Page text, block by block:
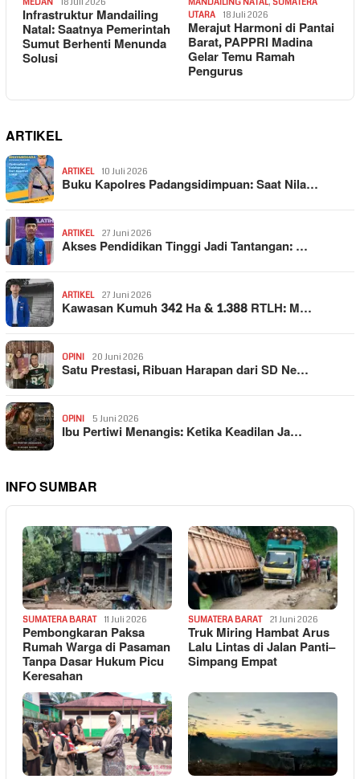
Infrastruktur Mandailing
Natal: Saatnya Pemerintah
Sumut Berhenti Menunda
Solusi
UTARA
18 Juli 2026
Merajut Harmoni di Pantai
Barat, PAPPRI Madina
Gelar Temu Ramah
Pengurus
ARTIKEL
ARTIKEL 10 Juli 2026
Buku Kapolres Padangsidimpuan: Saat Nila…
ARTIKEL 27 Juni 2026
Akses Pendidikan Tinggi Jadi Tantangan: …
ARTIKEL 27 Juni 2026
Kawasan Kumuh 342 Ha & 1.388 RTLH: M…
OPINI 20 Juni 2026
Satu Prestasi, Ribuan Harapan dari SD Ne…
OPINI 5 Juni 2026
Ibu Pertiwi Menangis: Ketika Keadilan Ja…
INFO SUMBAR
SUMATERA BARAT 11 Juli 2026
Pembongkaran Paksa
Rumah Warga di Pasaman
Tanpa Dasar Hukum Picu
Keresahan
SUMATERA BARAT 21 Juni 2026
Truk Miring Hambat Arus
Lalu Lintas di Jalan Panti–
Simpang Empat